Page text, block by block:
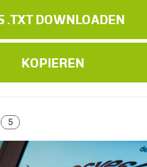
.TXT DOWNLOADEN
KOPIEREN
5